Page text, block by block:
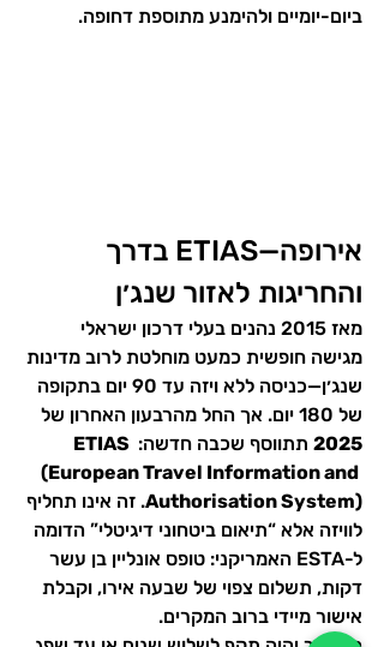
ביום-יומיים ולהימנע מתוספת דחופה.
אירופה—ETIAS בדרך
והחריגות לאזור שנג׳ן
מאז 2015 נהנים בעלי דרכון ישראלי
מגישה חופשית כמעט מוחלטת לרוב מדינות
שנג׳ן—כניסה ללא ויזה עד 90 יום בתקופה
של 180 יום. אך החל מהרבעון האחרון של
2025 תתווסף שכבה חדשה: ETIAS
(European Travel Information and
Authorisation System). זה אינו תחליף
לוויזה אלא “תיאום ביטחוני דיגיטלי” הדומה
ל-ESTA האמריקני: טופס אונליין בן עשר
דקות, תשלום צפוי של שבעה אירו, וקבלת
אישור מיידי ברוב המקרים.